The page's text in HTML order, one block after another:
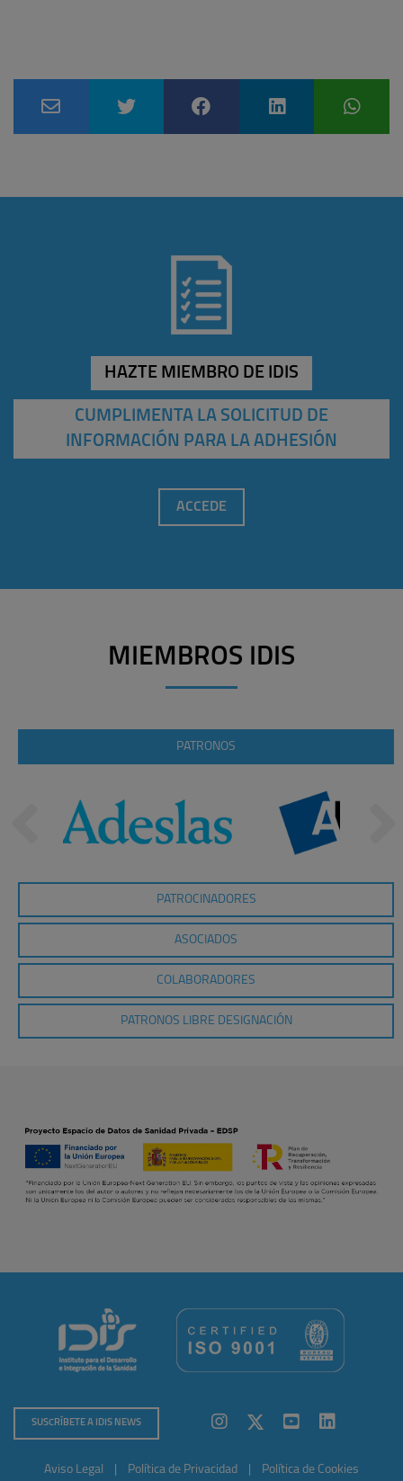
HAZTE MIEMBRO DE IDIS
CUMPLIMENTA LA SOLICITUD DE
INFORMACIÓN PARA LA ADHESIÓN
ACCEDE
MIEMBROS IDIS
PATRONOS
PATROCINADORES
ASOCIADOS
COLABORADORES
PATRONOS LIBRE DESIGNACIÓN
SUSCRÍBETE A IDIS NEWS
Aviso Legal Política de Privacidad Política de Cookies